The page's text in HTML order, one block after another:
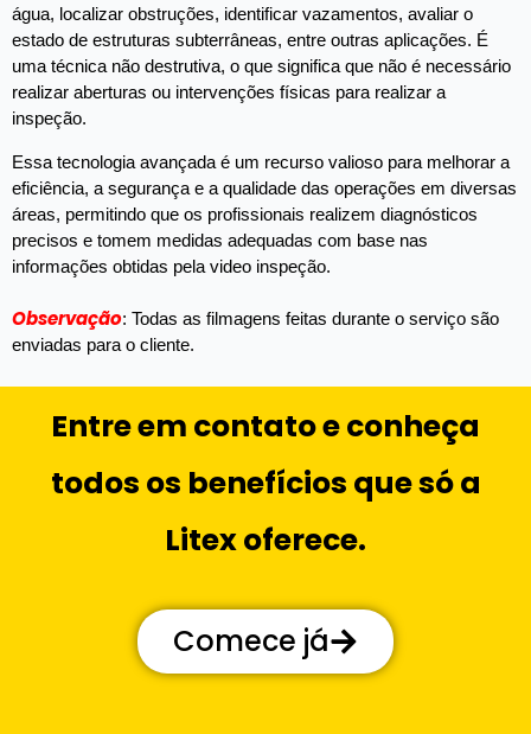
água, localizar obstruções, identificar vazamentos, avaliar o
estado de estruturas subterrâneas, entre outras aplicações. É
uma técnica não destrutiva, o que significa que não é necessário
realizar aberturas ou intervenções físicas para realizar a
inspeção.
Essa tecnologia avançada é um recurso valioso para melhorar a
eficiência, a segurança e a qualidade das operações em diversas
áreas, permitindo que os profissionais realizem diagnósticos
precisos e tomem medidas adequadas com base nas
informações obtidas pela video inspeção.
Observação: Todas as filmagens feitas durante o serviço são
enviadas para o cliente.
Entre em contato e conheça
todos os benefícios que só a
Litex oferece.
Comece já